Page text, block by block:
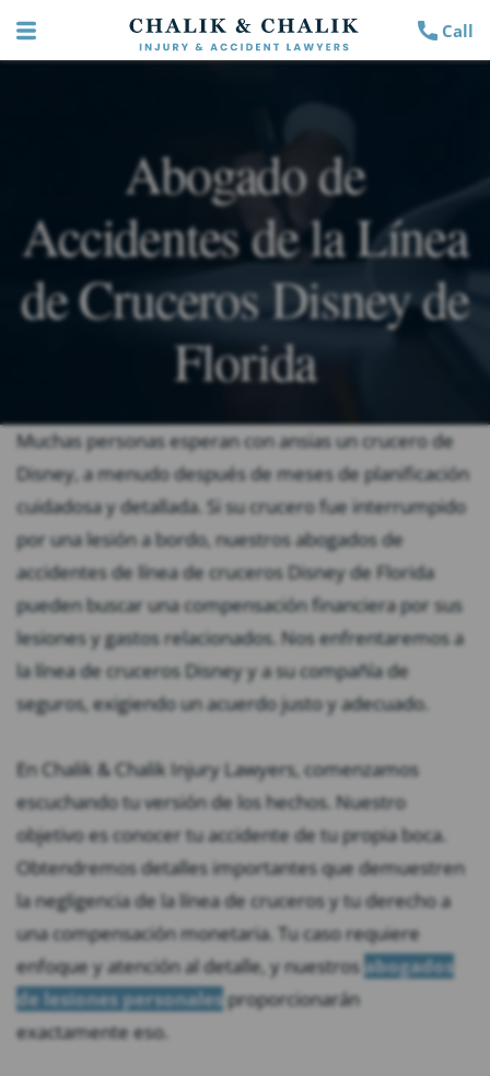
Call
Abogado de
Accidentes de la Línea
de Cruceros Disney de
Florida
Muchas personas esperan con ansias un crucero de
Disney, a menudo después de meses de planificación
cuidadosa y detallada. Si su crucero fue interrumpido
por una lesión a bordo, nuestros abogados de
accidentes de línea de cruceros Disney de Florida
pueden buscar una compensación financiera por sus
lesiones y gastos relacionados. Nos enfrentaremos a
la línea de cruceros Disney y a su compañía de
seguros, exigiendo un acuerdo justo y adecuado.
En Chalik & Chalik Injury Lawyers, comenzamos
escuchando tu versión de los hechos. Nuestro
objetivo es conocer tu accidente de tu propia boca.
Obtendremos detalles importantes que demuestren
la negligencia de la línea de cruceros y tu derecho a
una compensación monetaria. Tu caso requiere
enfoque y atención al detalle, y nuestrosabogados
de lesiones personalesproporcionarán
exactamente eso.